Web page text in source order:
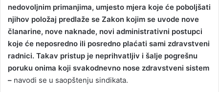
nedovoljnim primanjima, umjesto mjera koje će poboljšati
njihov položaj predlaže se Zakon kojim se uvode nove
članarine, nove naknade, novi administrativni postupci
koje će neposredno ili posredno plaćati sami zdravstveni
radnici. Takav pristup je neprihvatljiv i šalje pogrešnu
poruku onima koji svakodnevno nose zdravstveni sistem
– navodi se u saopštenju sindikata.